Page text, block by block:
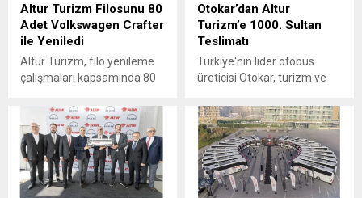
Altur Turizm Filosunu 80
Adet Volkswagen Crafter
ile Yeniledi
Altur Turizm, filo yenileme
çalışmaları kapsamında 80
filosuna kattı. Teslimat,
Doğuş Otomotiv
Volkswagen Ticari Araç ve
Volkswagen Yetkili Satıcısı
Altur iş birliğiyle düzenlenen
törenle gerçekleştirildi.
Otokar’dan Altur
Turizm’e 1000. Sultan
Teslimatı
Türkiye'nin lider otobüs
üreticisi Otokar, turizm ve
öncelikli tercihi olan Sultan
otobüslerinin teslimatına
devam ediyor. Sultan'ın yeni
teslimatı uzun yıllardır geniş
araç parkıyla başarıyla
hizmet verdiği Altur